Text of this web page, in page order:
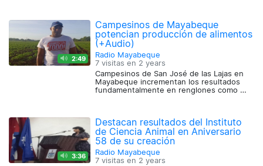
2:49
Campesinos de Mayabeque
potencian producción de alimentos
(+Audio)
Radio Mayabeque
7 visitas en 2 years
Campesinos de San José de las Lajas en
Mayabeque incrementan los resultados
fundamentalmente en renglones como …
3:36
Destacan resultados del Instituto
de Ciencia Animal en Aniversario
58 de su creación
Radio Mayabeque
7 visitas en 2 years